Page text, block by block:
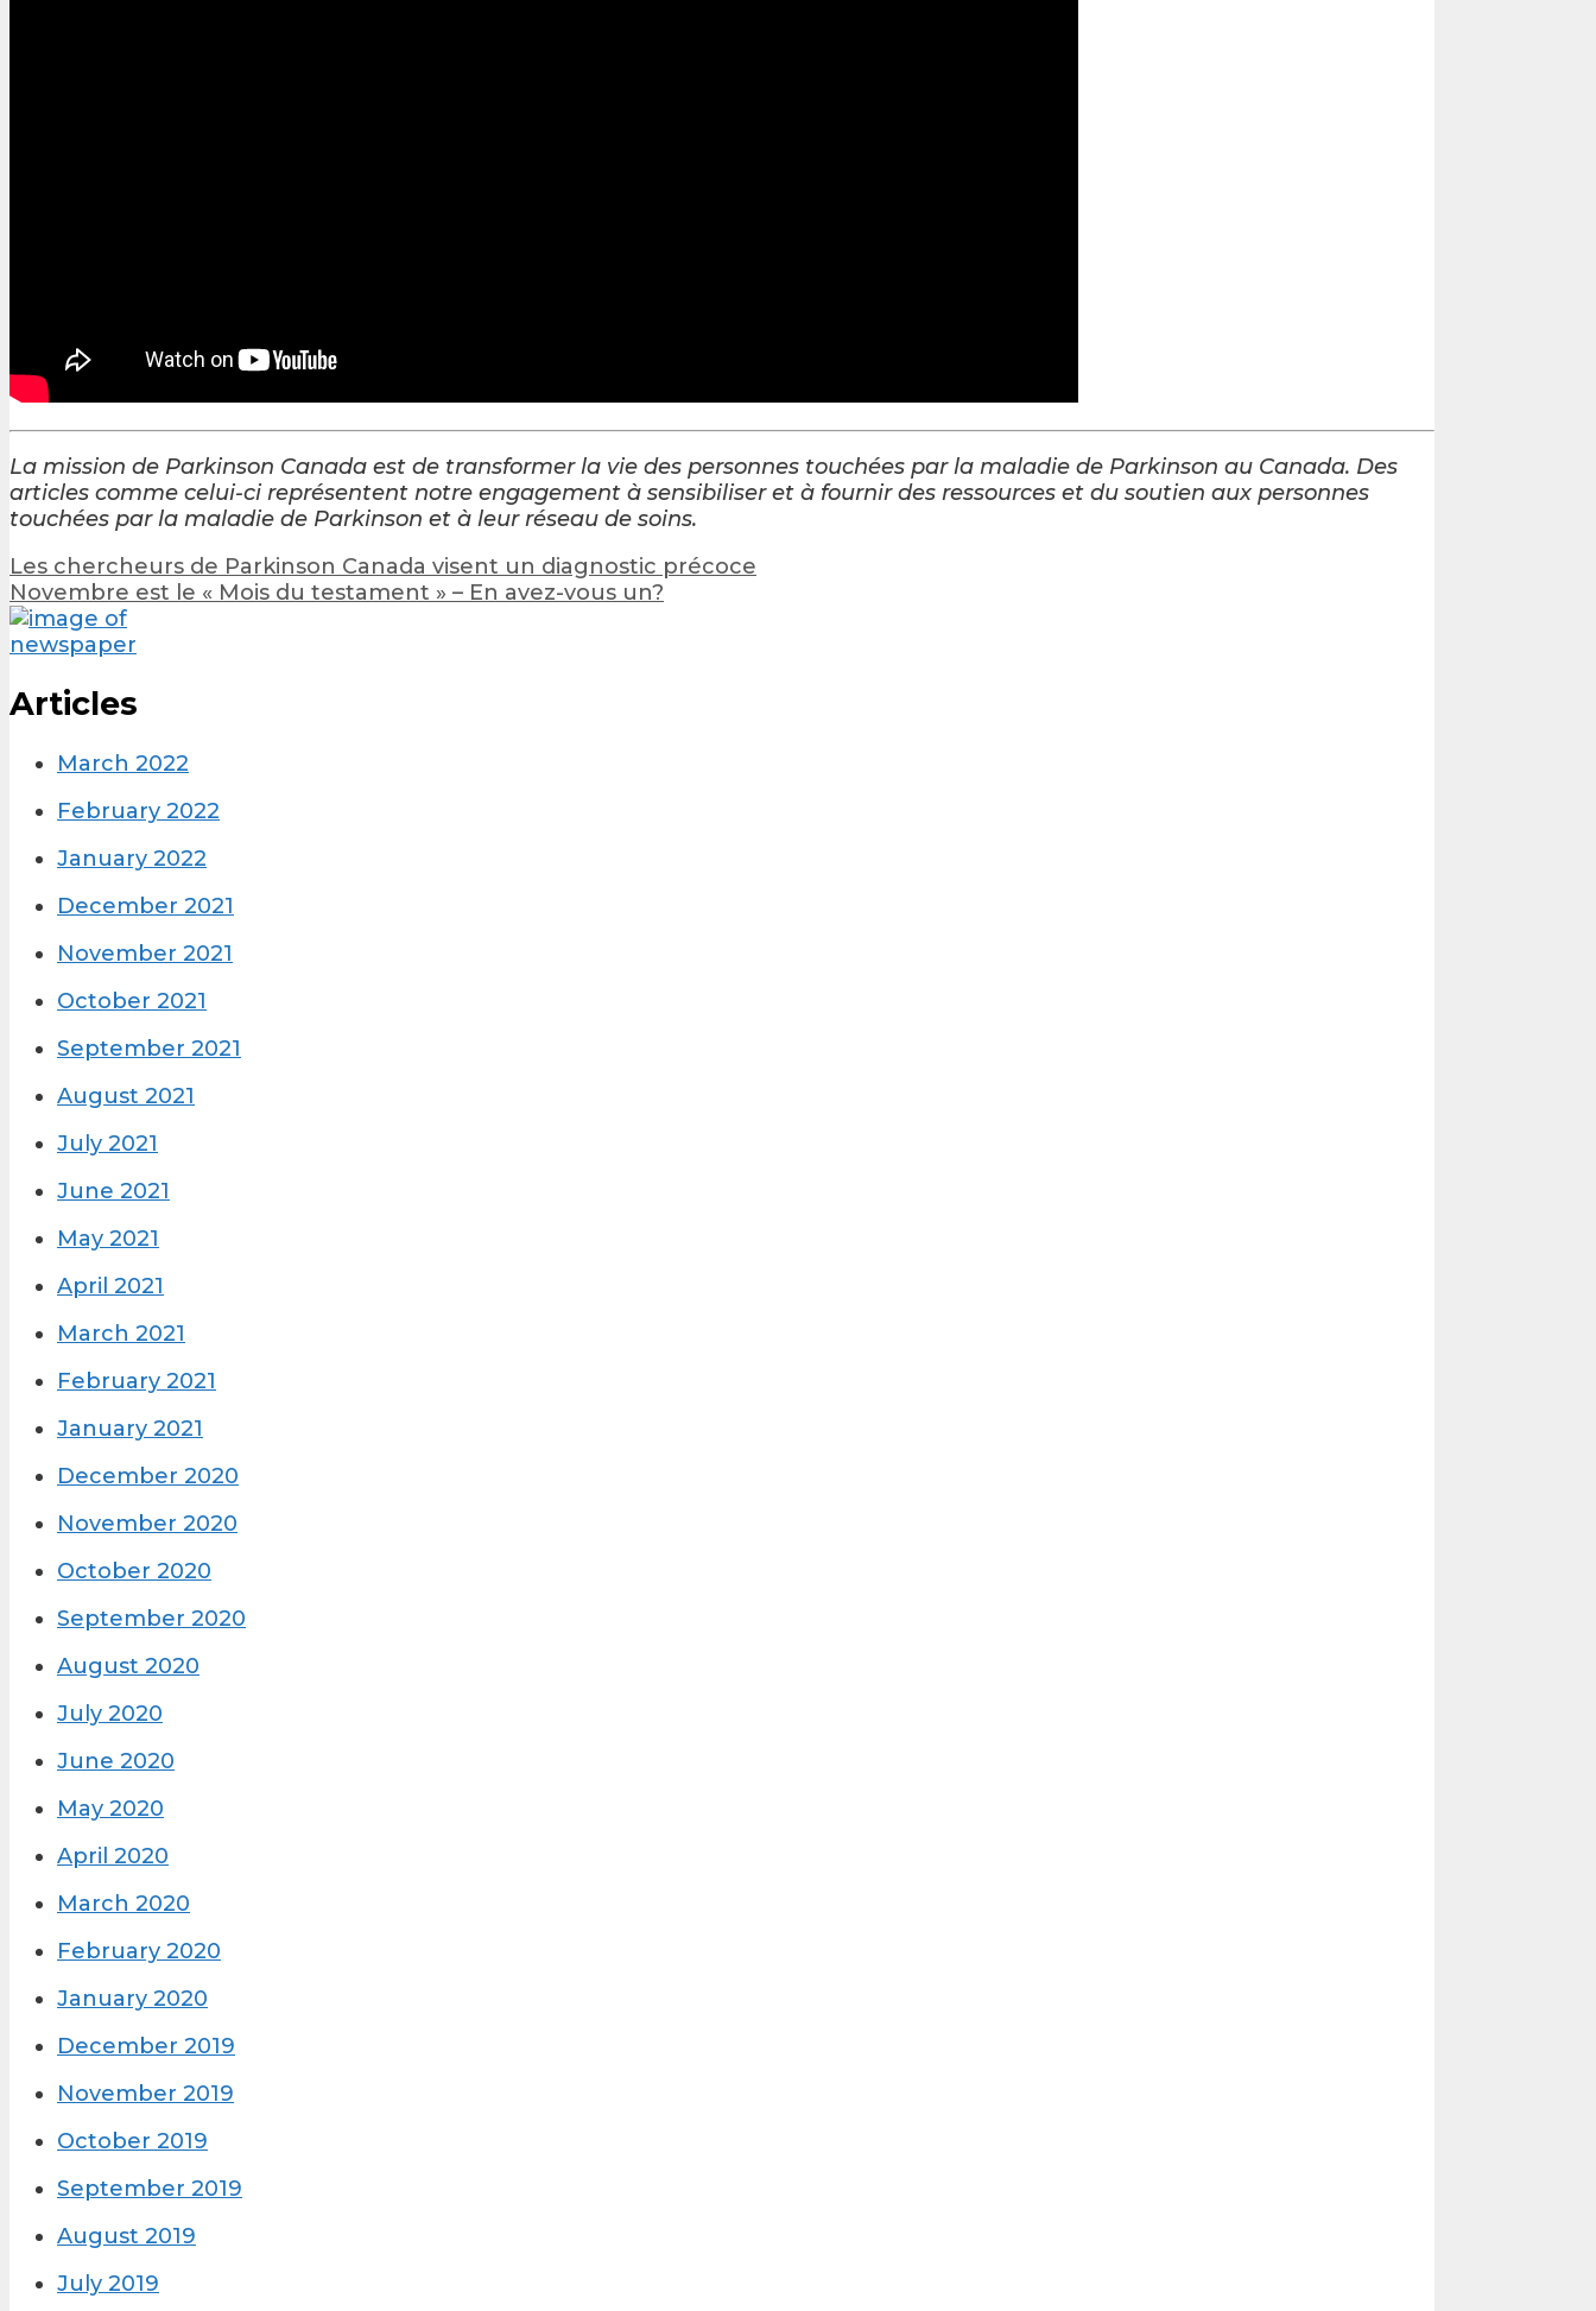
La mission de Parkinson Canada est de transformer la vie des personnes touchées par la maladie de Parkinson au Canada. Des
articles comme celui-ci représentent notre engagement à sensibiliser et à fournir des ressources et du soutien aux personnes
touchées par la maladie de Parkinson et à leur réseau de soins.
Post
navigation
Les chercheurs de Parkinson Canada visent un diagnostic précoce
Novembre est le « Mois du testament » – En avez-vous un?
Articles
March 2022
February 2022
January 2022
December 2021
November 2021
October 2021
September 2021
August 2021
July 2021
June 2021
May 2021
April 2021
March 2021
February 2021
January 2021
December 2020
November 2020
October 2020
September 2020
August 2020
July 2020
June 2020
May 2020
April 2020
March 2020
February 2020
January 2020
December 2019
November 2019
October 2019
September 2019
August 2019
July 2019